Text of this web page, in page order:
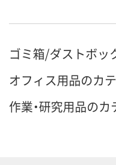
ゴミ箱/ダストボッ
オフィス用品のカ
作業・研究用品のカ